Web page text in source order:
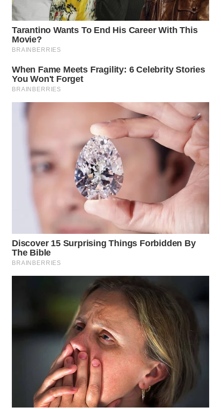
TINGGI
WN
PAKPAK
WN
KARAWANG
WN
BOGOR
TAPANULI
UTARA
SUMEDANG
WN
CIANJUR